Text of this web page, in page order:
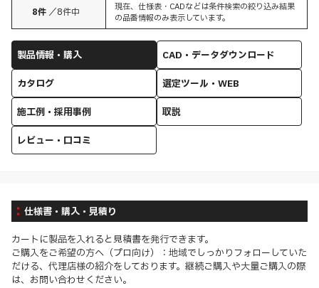
8件 ／8件中
現在、仕様表・CADなどは条件検索の絞り込み結果
の品番情報のみ表示しています。
製品情報・購入
CAD・データダウンロード
カタログ
選定ツール・WEB
施工例・採用事例
取説
レビュー・口コミ
仕様書・購入・見積り
カートに製品を入れると見積書を発行できます。
ご購入をご希望の方へ（プロ向け）：地域でしっかりフォローしていた
だける、代理店様の紹介をしております。継続ご購入や大量ご購入の際
は、お問い合わせください。